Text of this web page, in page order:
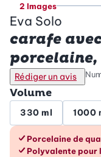
2 Images
Eva Solo
carafe
Rédiger un avis
Volume
330 ml 1000
Les
Porcelaine de
Polyvalente pour